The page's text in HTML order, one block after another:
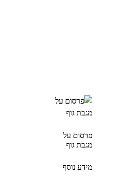
פרסום על
מגבת גוף
מידע נוסף